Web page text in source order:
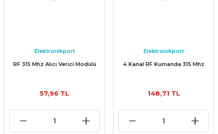
Elektronikport
RF 315 Mhz Alıcı Verici Modülü
57,96 TL
Elektronikport
4 Kanal RF Kumanda 315 Mhz
148,71 TL